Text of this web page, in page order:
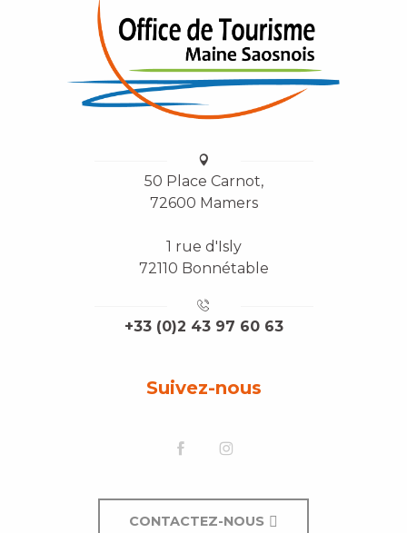
50 Place Carnot,
72600 Mamers
1 rue d'Isly
72110 Bonnétable
+33 (0)2 43 97 60 63
Suivez-nous
CONTACTEZ-NOUS